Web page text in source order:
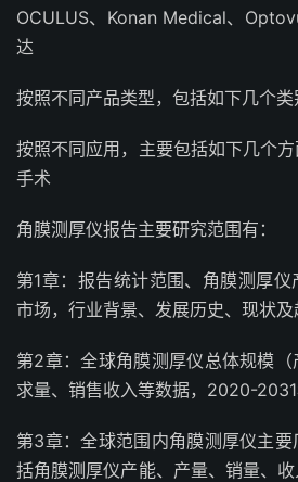
OCULUS、Konan Medical、
达
按照不同产品类型，包括如下几个
按照不同应用，主要包括如下几个
手术
角膜测厚仪报告主要研究范围有：
第1章：报告统计范围、角膜测厚
市场，行业背景、发展历史、现状
第2章：全球角膜测厚仪总体规模
求量、销售收入等数据，2020-2031
第3章：全球范围内角膜测厚仪主
括角膜测厚仪产能、产量、销量、收